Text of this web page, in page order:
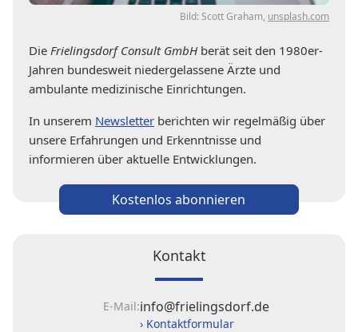
Kontakt
E-Mail:info@frielingsdorf.de
› Kontaktformular
Bild: Scott Graham, unsplash.com
Die Frielingsdorf Consult GmbHberät seit den 1980er-
Jahren bundesweit niedergelassene Ärzte und
ambulante medizinische Einrichtungen.
In unserem Newsletter berichten wir regelmäßig über
unsere Erfahrungen und Erkenntnisse und
informieren über aktuelle Entwicklungen.
Kostenlos abonnieren